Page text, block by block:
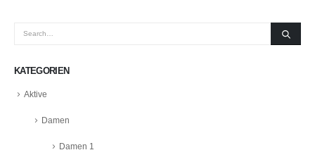
KATEGORIEN
Aktive
Damen
Damen 1